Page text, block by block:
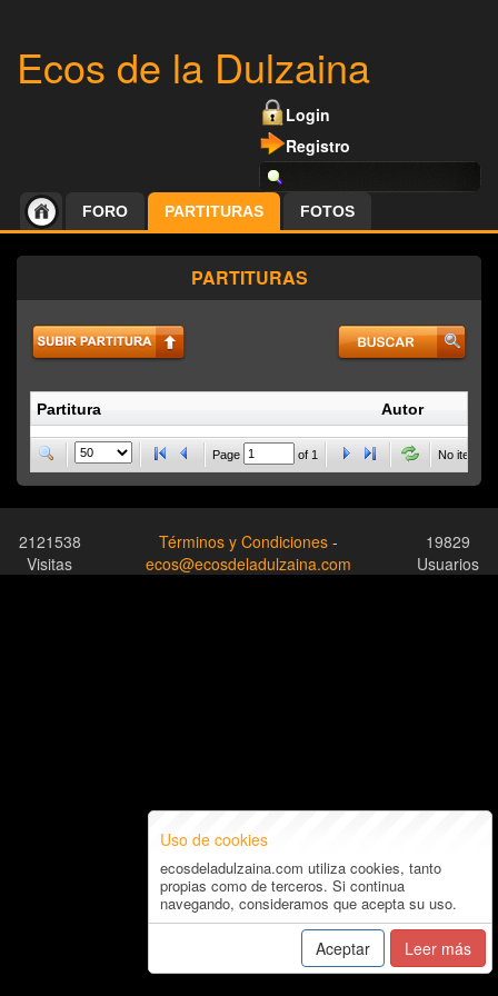
Ecos de la Dulzaina
Login
Registro
FORO PARTITURAS FOTOS
PARTITURAS
Partitura Autor
Page of 1 No items
2121538
Visitas
Términos y Condiciones -
ecos@ecosdeladulzaina.com
19829
Usuarios
Uso de cookies
ecosdeladulzaina.com utiliza cookies, tanto
propias como de terceros. Si continua
navegando, consideramos que acepta su uso.
Aceptar Leer más